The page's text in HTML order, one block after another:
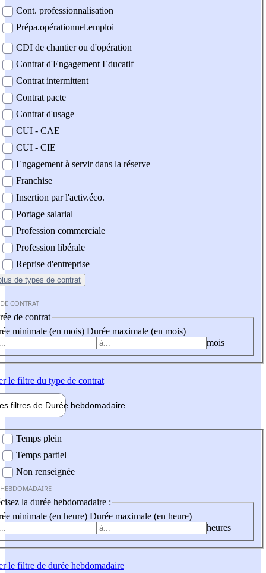
Cont. professionnalisation
Prépa.opérationnel.emploi
CDI de chantier ou d'opération
Contrat d'Engagement Educatif
Contrat intermittent
Contrat pacte
Contrat d'usage
CUI - CAE
CUI - CIE
Engagement à servir dans la réserve
Franchise
Insertion par l'activ.éco.
Portage salarial
Profession commerciale
Profession libérale
Reprise d'entreprise
de types de contrat
CONTRAT
de contrat
minimale (en mois) Durée maximale (en mois)
mois
le filtre du type de contrat
filtres de Durée hebdomadaire
Temps plein
Temps partiel
Non renseignée
la durée hebdomadaire :
minimale (en heure) Durée maximale (en heure)
heures
le filtre de durée hebdomadaire